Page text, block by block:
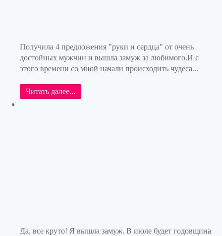
Получила 4 предложения "руки и сердца" от очень
достойных мужчин и вышла замуж за любимого.И с
этого времени со мной начали происходить чудеса...
Читать далее...
Да, все круто! Я вышла замуж. В июле будет годовщина